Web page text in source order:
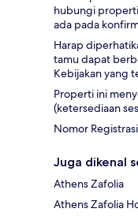
hubungi
ada pada
Harap
tamu dapat
Kebijakan yang
Properti ini
(ketersediaan
Nomor
Juga dikenal
Athens Zafolia
Athens Zafolia